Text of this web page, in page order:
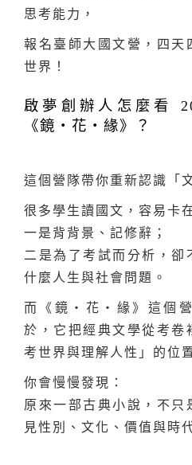
思考能力，
報名臺師大國文營，四天
世界！
啟夢創辦人怎麼看
《鏡・花・緣》？
這個營隊帶你重新認識「
很多學生讀國文，容易卡
一是背背景、記修辭；
二是為了考試而分析，卻
什麼人生與社會問題。
而《鏡・花・緣》這個
於，它把經典文學從考卷
考世界與理解人性」的位
你會慢慢發現：
原來一部古典小說，不只
見性別、文化、價值與時